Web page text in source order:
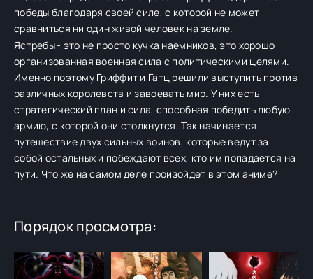
победы благодаря своей силе, с которой не может
сравниться ни один живой человек на земле.
Ястребы - это не просто кучка наемников, это хорошо
организованная военная сила с политическими целями.
Именно поэтому Гриффит и Гатц решили выступить против
различных королевств и завоевать мир. У них есть
стратегический план и сила, способная победить любую
армию, с которой они столкнутся. Так начинается
путешествие двух сильных воинов, которые ведут за
собой остальных и побеждают всех, кто им попадается на
пути. Что же на самом деле произойдет в этом аниме?
Порядок просмотра: